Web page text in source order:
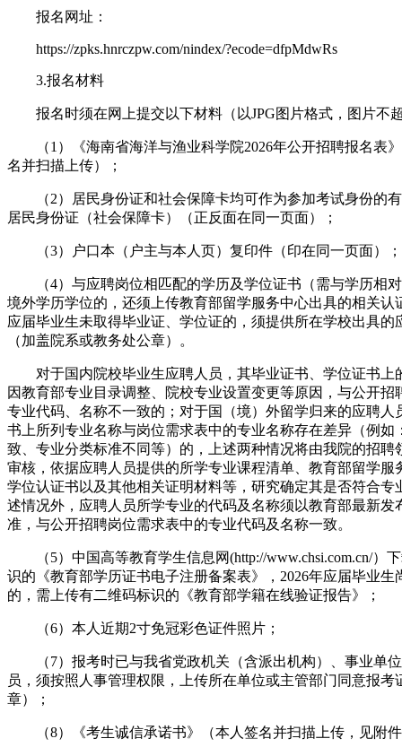
报名网址：
https://zpks.hnrczpw.com/nindex/?ecode=dfpMdwRs
3.报名材料
报名时须在网上提交以下材料（以JPG图片格式，图片不
（1）《海南省海洋与渔业科学院2026年公开招聘报名表
名并扫描上传）；
（2）居民身份证和社会保障卡均可作为参加考试身份的
居民身份证（社会保障卡）（正反面在同一页面）；
（3）户口本（户主与本人页）复印件（印在同一页面）；
（4）与应聘岗位相匹配的学历及学位证书（需与学历相
境外学历学位的，还须上传教育部留学服务中心出具的相关认
应届毕业生未取得毕业证、学位证的，须提供所在学校出具的
（加盖院系或教务处公章）。
对于国内院校毕业生应聘人员，其毕业证书、学位证书上
因教育部专业目录调整、院校专业设置变更等原因，与公开招
专业代码、名称不一致的；对于国（境）外留学归来的应聘人
书上所列专业名称与岗位需求表中的专业名称存在差异（例如
致、专业分类标准不同等）的，上述两种情况将由我院的招聘
审核，依据应聘人员提供的所学专业课程清单、教育部留学服
学位认证书以及其他相关证明材料等，研究确定其是否符合专
述情况外，应聘人员所学专业的代码及名称须以教育部最新发
准，与公开招聘岗位需求表中的专业代码及名称一致。
（5）中国高等教育学生信息网(http://www.chsi.com.cn/）
识的《教育部学历证书电子注册备案表》，2026年应届毕业生
的，需上传有二维码标识的《教育部学籍在线验证报告》；
（6）本人近期2寸免冠彩色证件照片；
（7）报考时已与我省党政机关（含派出机构）、事业单
员，须按照人事管理权限，上传所在单位或主管部门同意报考
章）；
（8）《考生诚信承诺书》（本人签名并扫描上传，见附